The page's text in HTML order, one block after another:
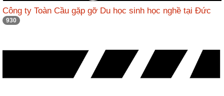
Công ty Toàn Cầu gặp gỡ Du học sinh học nghề tại Đức
930